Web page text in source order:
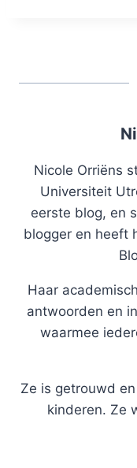
Nicole Orriëns
Universiteit
eerste blog, en
blogger en heeft
Haar
antwoorden en
waarmee
Ze is getrouwd
kinderen. Ze